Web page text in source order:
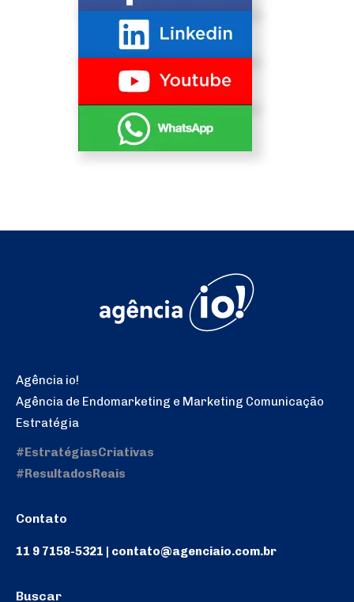
Agência io!
Agência de Endomarketing e Marketing Comunicação
Estratégia
#EstratégiasCriativas
#ResultadosReais
Contato
11 9 7158-5321 | contato@agenciaio.com.br
Buscar